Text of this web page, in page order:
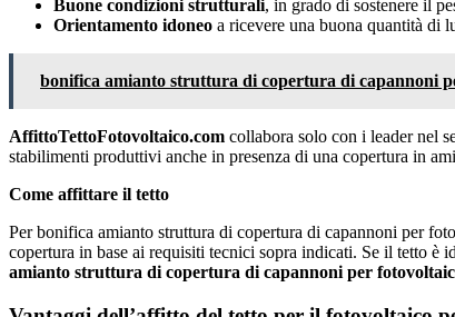
Buone condizioni strutturali, in grado di sostenere il
Orientamento idoneo a ricevere una buona quantità di
bonifica amianto struttura di copertura di capannoni
AffittoTettoFotovoltaico.com collabora solo con i leader nel
stabilimenti produttivi anche in presenza di una copertura in
Come affittare il tetto
Per bonifica amianto struttura di copertura di capannoni per
copertura in base ai requisiti tecnici sopra indicati. Se il tetto
amianto struttura di copertura di capannoni per